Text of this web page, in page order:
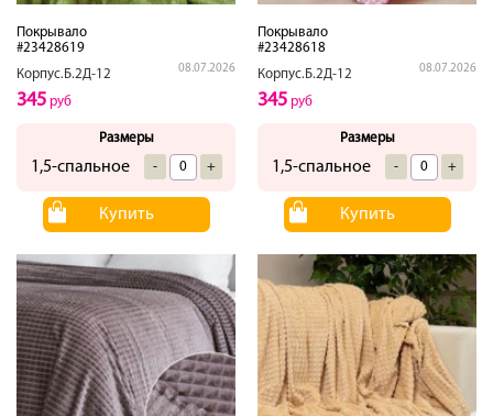
Покрывало
#23428619
Корпус.Б.2Д-12
08.07.2026
345 руб
Размеры
1,5-спальное - +
Купить
Покрывало
#23428618
Корпус.Б.2Д-12
08.07.2026
345 руб
Размеры
1,5-спальное - +
Купить